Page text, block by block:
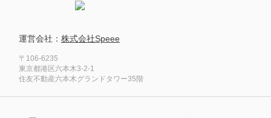
運営会社： 株式会社Speee
〒106-6235
東京都港区六本木3-2-1
住友不動産六本木グランドタワー35階